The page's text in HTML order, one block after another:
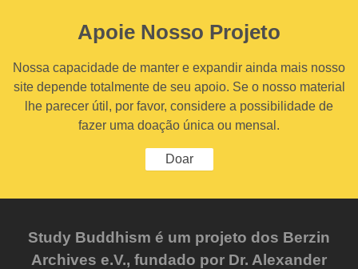
Apoie Nosso Projeto
Nossa capacidade de manter e expandir ainda mais nosso
site depende totalmente de seu apoio. Se o nosso material
lhe parecer útil, por favor, considere a possibilidade de
fazer uma doação única ou mensal.
Doar
Study Buddhism é um projeto dos Berzin
Archives e.V., fundado por Dr. Alexander